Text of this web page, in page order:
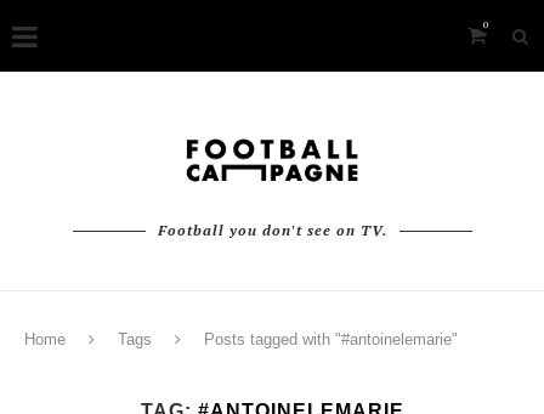
0
Football you don't see on TV.
Home Tags Posts tagged with "#antoinelemarie"